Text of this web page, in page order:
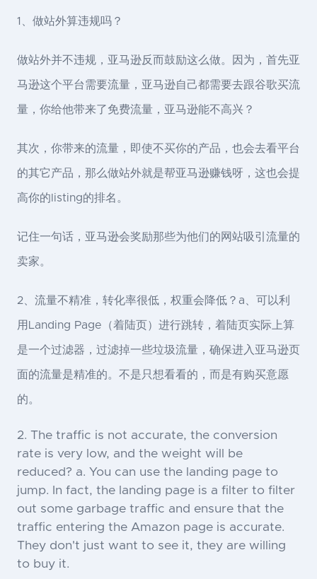
1、做站外算违规吗？
做站外并不违规，亚马逊反而鼓励这么做。因为，首先亚
马逊这个平台需要流量，亚马逊自己都需要去跟谷歌买流
量，你给他带来了免费流量，亚马逊能不高兴？
其次，你带来的流量，即使不买你的产品，也会去看平台
的其它产品，那么做站外就是帮亚马逊赚钱呀，这也会提
高你的listing的排名。
记住一句话，亚马逊会奖励那些为他们的网站吸引流量的
卖家。
2、流量不精准，转化率很低，权重会降低？a、可以利
用Landing Page（着陆页）进行跳转，着陆页实际上算
是一个过滤器，过滤掉一些垃圾流量，确保进入亚马逊页
面的流量是精准的。不是只想看看的，而是有购买意愿
的。
2. The traffic is not accurate, the conversion
rate is very low, and the weight will be
reduced? a. You can use the landing page to
jump. In fact, the landing page is a filter to filter
out some garbage traffic and ensure that the
traffic entering the Amazon page is accurate.
They don't just want to see it, they are willing
to buy it.